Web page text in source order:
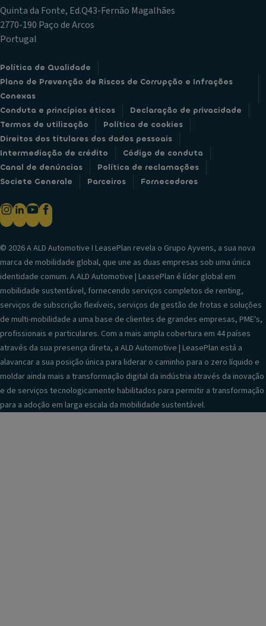
Quinta da Fonte, Ed.Q43-Fernão Magalhães
2770-190 Paço de Arcos
Portugal
Política de Qualidade
Plano de Prevenção de Riscos de Corrupção e Infrações
Conexas
Conduta e princípios éticos
Declaração de privacidade
Termos de utilização
Política de cookies
Direitos dos titulares dos dados pessoais
Intermediação de crédito
Código de conduta
Canal de denúncias
Política de reclamações
Societe Generale
Parceiros Fornecedores
© 2026 A ALD Automotive I LeasePlan revela o Grupo Ayvens, a sua nova
marca de mobilidade global, que une as duas empresas sob uma única
identidade comum. A ALD Automotive | LeasePlan é líder global em
mobilidade sustentável, fornecendo serviços completos de renting,
serviços de subscrição flexíveis, serviços de gestão de frotas e soluções
de multi-mobilidade a uma base de clientes de grandes empresas, PME's,
profissionais e particulares. Com a mais ampla cobertura em 44 países
através da sua presença direta, a ALD Automotive | LeasePlan está a
alavancar a sua posição única para liderar o caminho para o zero líquido e
moldar ainda mais a transformação digital da indústria através da inovação
e de serviços tecnologicamente habilitados para permitir a transformação
para a adoção em larga escala da mobilidade sustentável.